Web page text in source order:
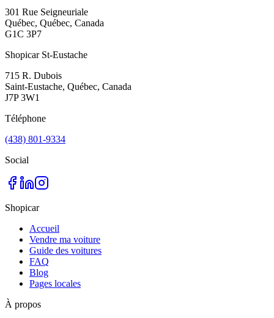
301 Rue Seigneuriale
Québec, Québec, Canada
G1C 3P7
Shopicar St-Eustache
715 R. Dubois
Saint-Eustache, Québec, Canada
J7P 3W1
Téléphone
(438) 801-9334
Social
Shopicar
Accueil
Vendre ma voiture
Guide des voitures
FAQ
Blog
Pages locales
À propos